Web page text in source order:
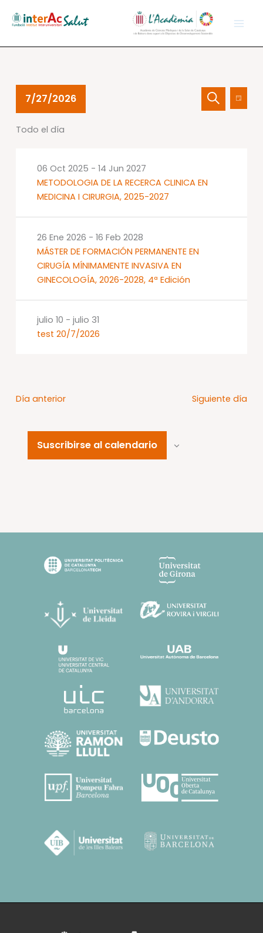
Eventos
Jul
Navegación
de
Eventos
Buscar
de
Día
7/27/2026
la
Todo el día
METODOLOGIA DE LA RECERCA CLINICA EN
MEDICINA I CIRURGIA, 2025-2027
06 Oct 2025 - 14 Jun 2027
MÁSTER DE FORMACIÓN PERMANENTE EN
CIRUGÍA MÍNIMAMENTE INVASIVA EN
GINECOLOGÍA, 2026-2028, 4ª Edición
26 Ene 2026 - 16 Feb 2028
test 20/7/2026
julio 10 - julio 31
Día anterior Siguiente día
Suscribirse al calendario